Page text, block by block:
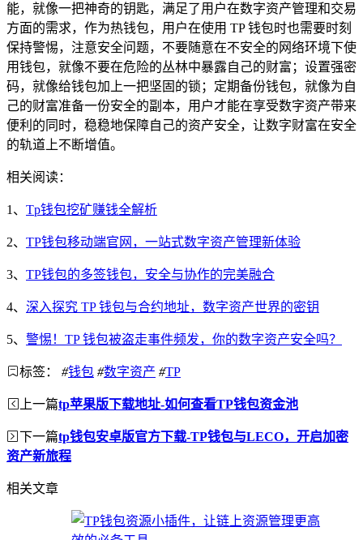
能，就像一把神奇的钥匙，满足了用户在数字资产管理和交易
方面的需求，作为热钱包，用户在使用 TP 钱包时也需要时刻
保持警惕，注意安全问题，不要随意在不安全的网络环境下使
用钱包，就像不要在危险的丛林中暴露自己的财富；设置强密
码，就像给钱包加上一把坚固的锁；定期备份钱包，就像为自
己的财富准备一份安全的副本，用户才能在享受数字资产带来
便利的同时，稳稳地保障自己的资产安全，让数字财富在安全
的轨道上不断增值。
相关阅读：
1、 Tp钱包挖矿赚钱全解析
2、 TP钱包移动端官网，一站式数字资产管理新体验
3、 TP钱包的多签钱包，安全与协作的完美融合
4、 深入探究 TP 钱包与合约地址，数字资产世界的密钥
5、 警惕！TP 钱包被盗走事件频发，你的数字资产安全吗？
标签： #钱包 #数字资产 #TP
上一篇tp苹果版下载地址-如何查看TP钱包资金池
下一篇tp钱包安卓版官方下载-TP钱包与LECO，开启加密
资产新旅程
相关文章